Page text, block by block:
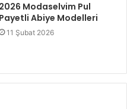
2026 Modaselvim Pul
Payetli Abiye Modelleri
11 Şubat 2026